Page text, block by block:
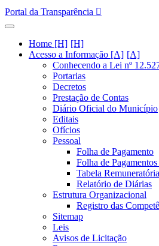
Portal da Transparência
Home [H]
Acesso a Informação [A]
Conhecendo a Lei nº
Portarias
Decretos
Prestação de Contas
Diário Oficial do Município
Editais
Ofícios
Pessoal
Folha de Pagamento
Folha de
Tabela Remuneratória
Relatório de Diárias
Estrutura Organizacional
Registro das
Sitemap
Leis
Avisos de Licitação